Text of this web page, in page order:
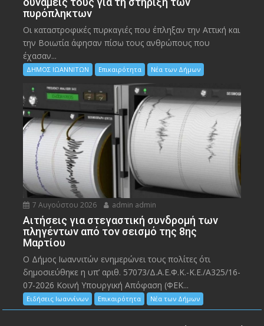
πυρόπληκτων
Οι καταστροφικές πυρκαγιές που έπληξαν την Αττική και
την Bοιωτία άφησαν πίσω τους ανθρώπους που
έχασαν...
ΔΗΜΟΣ ΙΩΑΝΝΙΤΩΝ Επικαιρότητα Νέα των Δήμων
7 Αυγούστου 2026 admin admin
Αιτήσεις για στεγαστική συνδρομή των
πληγέντων από τον σεισμό της 8ης
Μαρτίου
Ο Δήμος Ιωαννιτών ενημερώνει τους πολίτες ότι
δημοσιεύθηκε η υπ’ αριθ. 57073/Δ.Α.Ε.Φ.Κ.-Κ.Ε./Α325/16-
07-2026 Κοινή Υπουργική Απόφαση (ΦΕΚ...
Ειδήσεις Ιωαννίνων Επικαιρότητα Νέα των Δήμων